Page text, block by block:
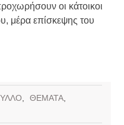
οι κάτοικοι
μέρα επίσκεψης του
ΘΕΜΑΤΑ,